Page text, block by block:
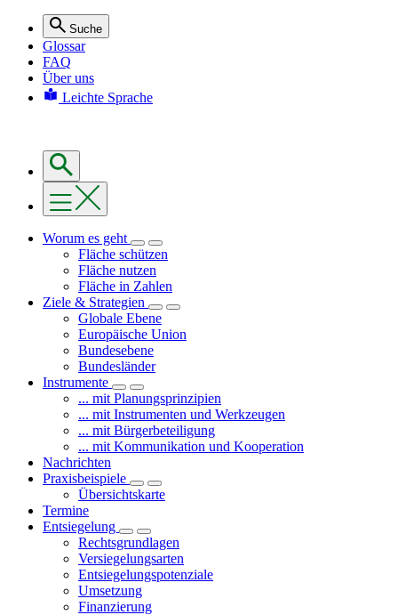
Suche
Glossar
FAQ
Über uns
Leichte Sprache
Worum es geht
Fläche schützen
Fläche nutzen
Fläche in Zahlen
Ziele & Strategien
Globale Ebene
Europäische Union
Bundesebene
Bundesländer
Instrumente
... mit Planungsprinzipien
... mit Instrumenten und Werkzeugen
... mit Bürgerbeteiligung
... mit Kommunikation und Kooperation
Nachrichten
Praxisbeispiele
Übersichtskarte
Termine
Entsiegelung
Rechtsgrundlagen
Versiegelungsarten
Entsiegelungspotenziale
Umsetzung
Finanzierung